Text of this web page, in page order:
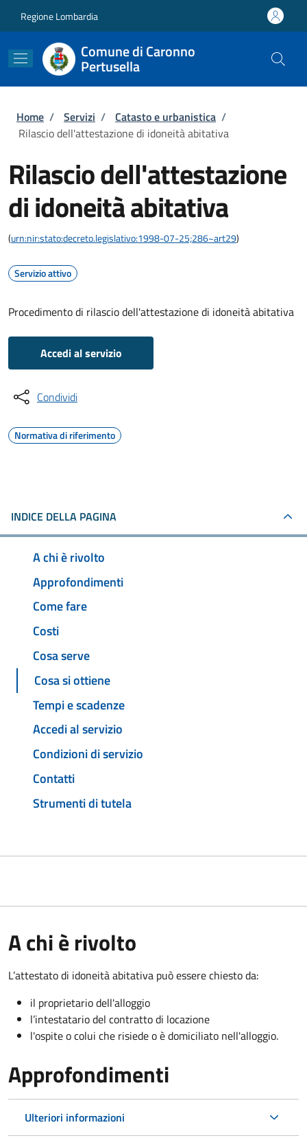
Regione Lombardia
Comune di Caronno
Pertusella
Briciole di pane
Home / Servizi / Catasto e urbanistica /
Rilascio dell'attestazione di idoneità abitativa
Rilascio dell'attestazione
di idoneità abitativa
(urn:nir:stato:decreto.legislativo:1998-07-25;286~art29)
Servizio attivo
Procedimento di rilascio dell'attestazione di idoneità abitativa
Accedi al servizio
Condividi
Normativa di riferimento
INDICE DELLA PAGINA
A chi è rivolto
Approfondimenti
Come fare
Costi
Cosa serve
Cosa si ottiene
Tempi e scadenze
Accedi al servizio
Condizioni di servizio
Contatti
Strumenti di tutela
A chi è rivolto
L’attestato di idoneità abitativa può essere chiesto da:
il proprietario dell'alloggio
l’intestatario del contratto di locazione
l'ospite o colui che risiede o è domiciliato nell'alloggio.
Approfondimenti
Ulteriori informazioni